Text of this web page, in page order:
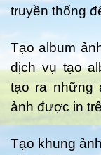
truyền thống
Tạo album
dịch vụ tạo
tạo ra những
ảnh được in
Tạo khung